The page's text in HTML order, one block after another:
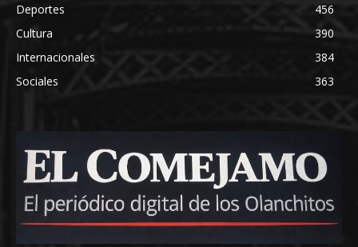
Deportes
456
Cultura
390
Internacionales
384
Sociales
363